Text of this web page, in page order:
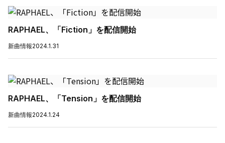
RAPHAEL、「Fiction」を配信開始
新曲情報2024.1.31
RAPHAEL、「Tension」を配信開始
新曲情報2024.1.24